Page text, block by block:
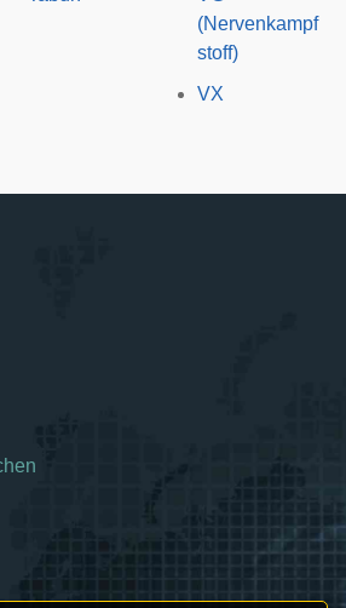
(Nervenkampf
stoff)
VX